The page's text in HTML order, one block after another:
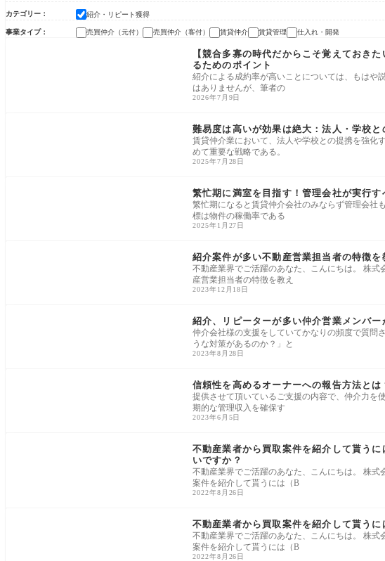
カテゴリー 紹介・リピート獲得
事業タイプ 売買仲介（元付） 売買仲介（客付） 賃貸仲介 賃貸管理 仕入れ・開発
紹介・リピート獲得
【競合多寡の時代だからこそ覚えておき
るためのポイント
紹介による成約率が高いことについては、もはや
はありませんが、筆者の
2026年7月9日
難易度は高いが効果は絶大：法人・学校と
賃貸仲介業において、法人や学校との提携を強化
めて重要な戦略である。
2025年7月28日
繁忙期に満室を目指す！管理会社が実行
繁忙期になると賃貸仲介会社のみならず管理会社
標は物件の稼働率である
2025年1月27日
紹介案件が多い不動産営業担当者の特徴を
不動産業界でご活躍のあなた、こんにちは。 株
産営業担当者の特徴を教え
2023年12月18日
紹介、リピーターが多い仲介営業メンバー
仲介会社様の支援をしていてかなりの頻度で質問
うな対策があるのか？」と
2023年8月28日
信頼性を高めるオーナーへの報告方法とは
提供させて頂いているご支援の内容で、仲介力を
期的な管理収入を確保す
2023年6月5日
不動産業者から買取案件を紹介して貰う
いですか？
不動産業界でご活躍のあなた、こんにちは。 株
案件を紹介して貰うには（B
2022年8月26日
不動産業者から買取案件を紹介して貰う
不動産業界でご活躍のあなた、こんにちは。 株
案件を紹介して貰うには（B
2022年8月26日